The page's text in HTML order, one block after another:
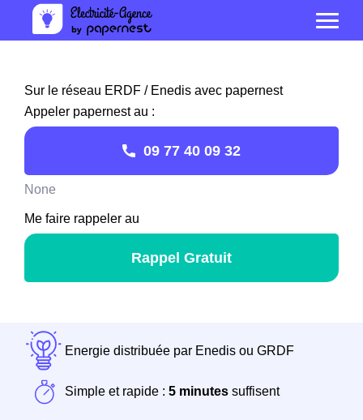
Sur le réseau ERDF / Enedis avec papernest
Appeler papernest au :
09 77 40 09 32
None
Me faire rappeler au
Rappel Gratuit
Energie distribuée par Enedis ou GRDF
Simple et rapide : 5 minutes suffisent